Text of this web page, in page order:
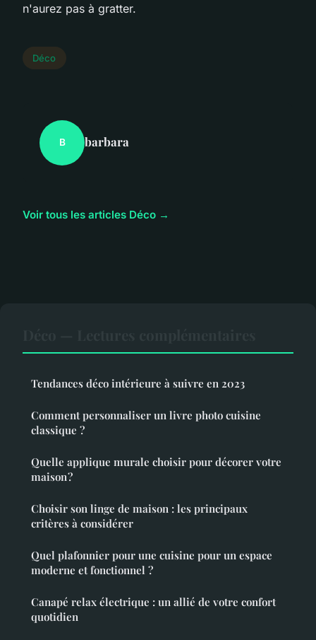
n'aurez pas à gratter.
Déco
B barbara
Voir tous les articles Déco →
Tendances déco intérieure à suivre en 2023
Comment personnaliser un livre photo cuisine
classique ?
Quelle applique murale choisir pour décorer votre
maison ?
Choisir son linge de maison : les principaux
critères à considérer
Quel plafonnier pour une cuisine pour un espace
moderne et fonctionnel ?
Canapé relax électrique : un allié de votre confort
quotidien